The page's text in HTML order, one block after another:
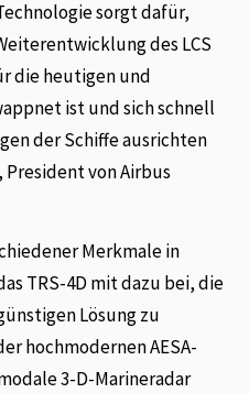
sorgt dafür,
des LCS
die heutigen und
ist und sich schnell
der Schiffe ausrichten
President von Airbus
Merkmale in
TRS-4D mit dazu bei, die
Lösung zu
hochmodernen AESA-
3-D-Marineradar